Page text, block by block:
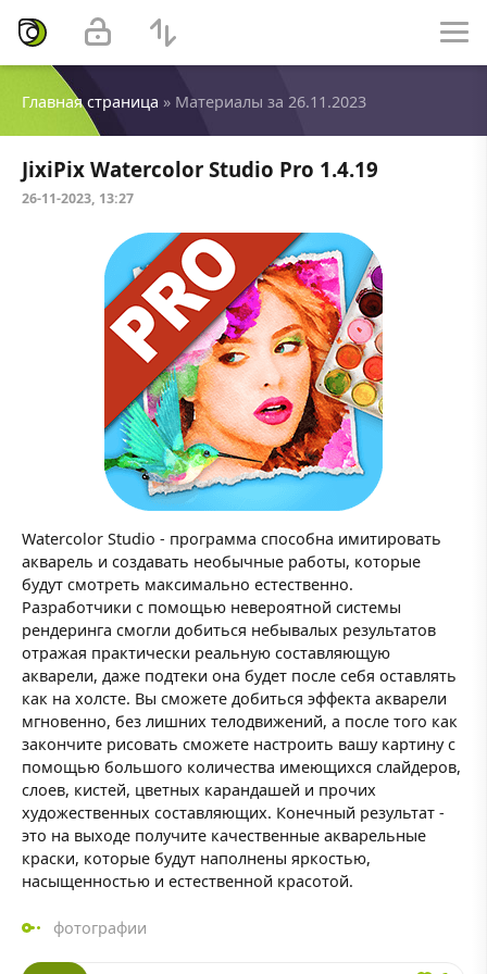
Главная страница » Материалы за 26.11.2023
JixiPix Watercolor Studio Pro 1.4.19
26-11-2023, 13:27
Watercolor Studio - программа способна имитировать
акварель и создавать необычные работы, которые
будут смотреть максимально естественно.
Разработчики с помощью невероятной системы
рендеринга смогли добиться небывалых результатов
отражая практически реальную составляющую
акварели, даже подтеки она будет после себя оставлять
как на холсте. Вы сможете добиться эффекта акварели
мгновенно, без лишних телодвижений, а после того как
закончите рисовать сможете настроить вашу картину с
помощью большого количества имеющихся слайдеров,
слоев, кистей, цветных карандашей и прочих
художественных составляющих. Конечный результат -
это на выходе получите качественные акварельные
краски, которые будут наполнены яркостью,
насыщенностью и естественной красотой.
фотографии